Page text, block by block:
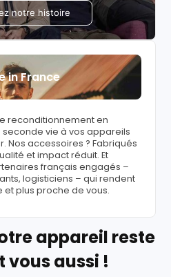
notre histoire
in France
reconditionnement en
vie à vos appareils
Nos accessoires ? Fabriqués
et impact réduit. Et
français engagés –
logisticiens – qui rendent
plus proche de vous.
appareil reste
vous aussi !